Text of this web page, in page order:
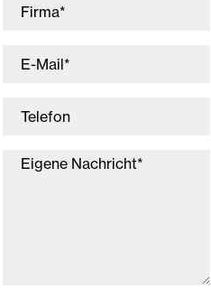
Firma*
E-Mail*
Telefon
Eigene Nachricht*